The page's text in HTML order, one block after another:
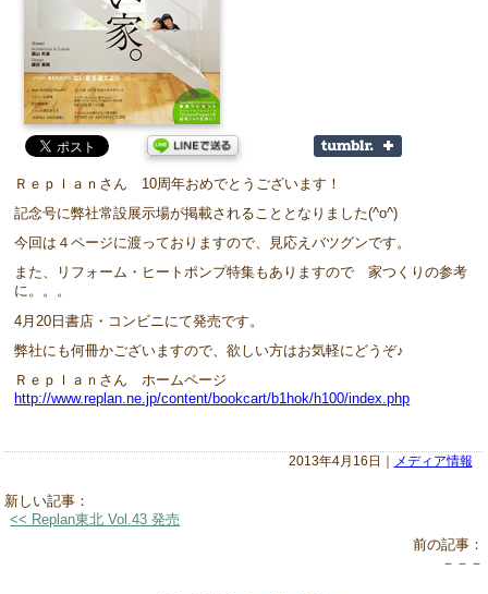
Ｒｅｐｌａｎさん 10周年おめでとうございます！
記念号に弊社常設展示場が掲載されることとなりました(^o^)
今回は４ページに渡っておりますので、見応えバツグンです。
また、リフォーム・ヒートポンプ特集もありますので 家つくりの参考
に。。。
4月20日書店・コンビニにて発売です。
弊社にも何冊かございますので、欲しい方はお気軽にどうぞ♪
Ｒｅｐｌａｎさん ホームページ
http://www.replan.ne.jp/content/bookcart/b1hok/h100/index.php
2013年4月16日｜ メディア情報
新しい記事：
<< Replan東北 Vol.43 発売
前の記事：
－－－